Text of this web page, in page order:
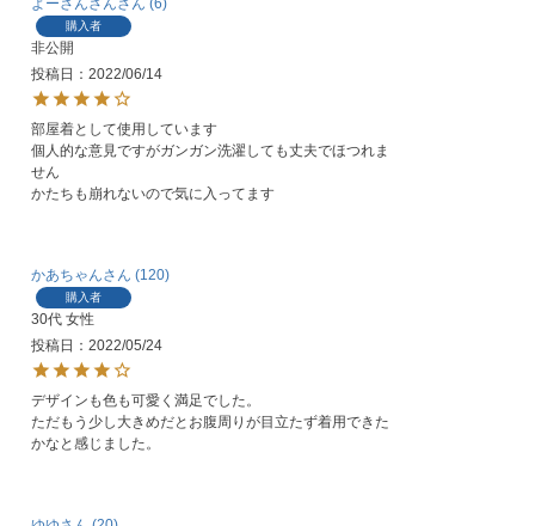
購入者
非公開
投稿日
2022/06/14
部屋着として使用しています
個人的な意見ですがガンガン洗濯しても丈夫でほつれま
せん
かたちも崩れないので気に入ってます
かあちゃん 120
購入者
30代 女性
投稿日
2022/05/24
デザインも色も可愛く満足でした。
ただもう少し大きめだとお腹周りが目立たず着用できた
かなと感じました。